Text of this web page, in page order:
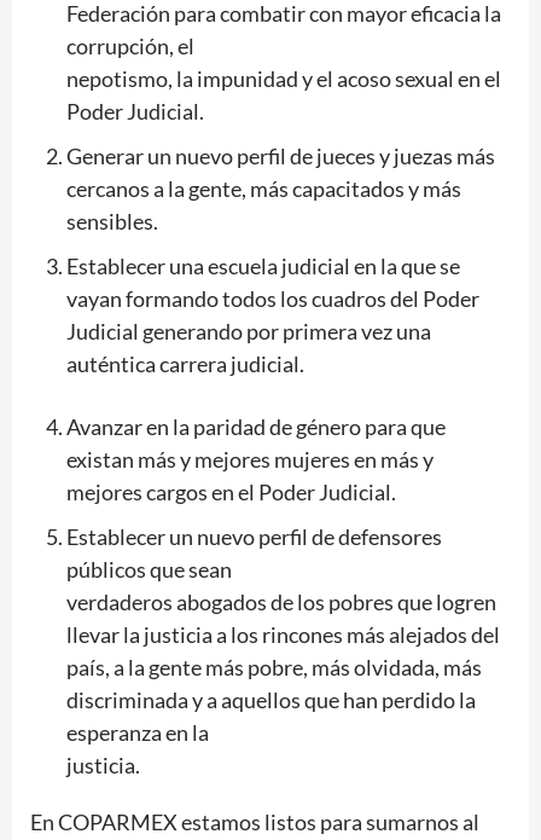
Federación para combatir con mayor eficacia la
corrupción, el
nepotismo, la impunidad y el acoso sexual en el
Poder Judicial.
Generar un nuevo perfil de jueces y juezas más
cercanos a la gente, más capacitados y más
sensibles.
Establecer una escuela judicial en la que se
vayan formando todos los cuadros del Poder
Judicial generando por primera vez una
auténtica carrera judicial.
Avanzar en la paridad de género para que
existan más y mejores mujeres en más y
mejores cargos en el Poder Judicial.
Establecer un nuevo perfil de defensores
públicos que sean
verdaderos abogados de los pobres que logren
llevar la justicia a los rincones más alejados del
país, a la gente más pobre, más olvidada, más
discriminada y a aquellos que han perdido la
esperanza en la
justicia.
En COPARMEX estamos listos para sumarnos al